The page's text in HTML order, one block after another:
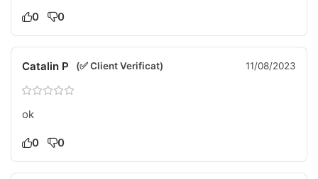
0 0
Catalin P (✅ Client Verificat) 11/08/2023
ok
0 0